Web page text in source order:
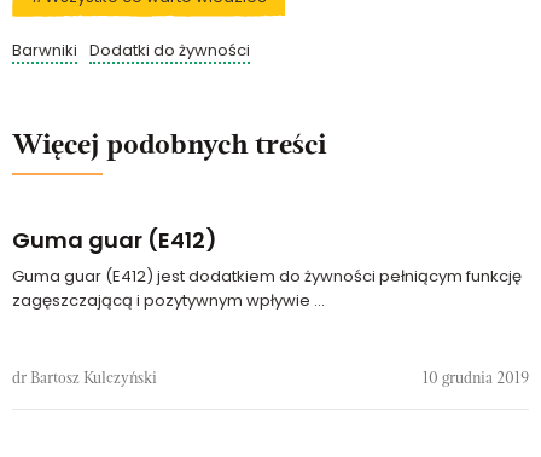
Barwniki Dodatki do żywności
Więcej podobnych treści
Guma guar (E412)
Guma guar (E412) jest dodatkiem do żywności pełniącym funkcję
zagęszczającą i pozytywnym wpływie ...
dr Bartosz Kulczyński 10 grudnia 2019